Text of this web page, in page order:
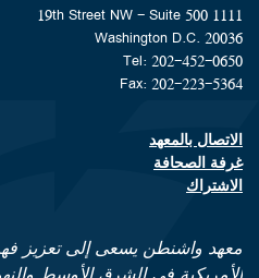
1111 19th Street NW - Suite 500
Washington D.C. 20036
Tel: 202-452-0650
Fax: 202-223-5364
Footer contact links
الاتصال بالمعهد
غرفة الصحافة
الاشتراك
معهد واشنطن يسعى إلى تعزيز